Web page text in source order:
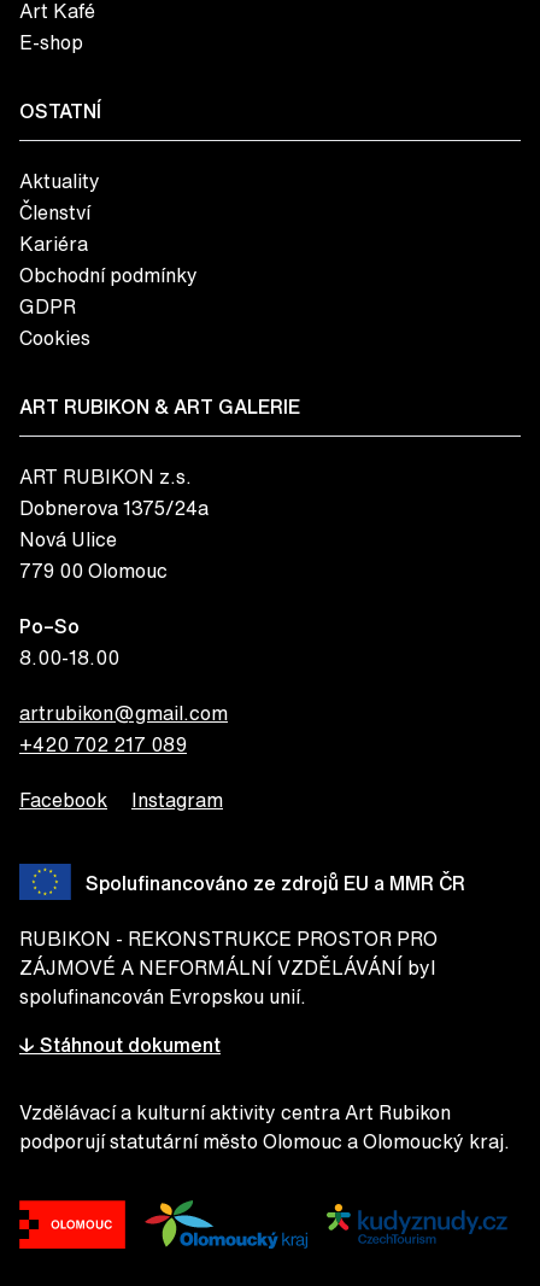
Art Kafé
E-shop
OSTATNÍ
Aktuality
Členství
Kariéra
Obchodní podmínky
GDPR
Cookies
ART RUBIKON & ART GALERIE
ART RUBIKON z.s.
Dobnerova 1375/24a
Nová Ulice
779 00 Olomouc
Po–So
8.00-18.00
artrubikon@gmail.com
+420 702 217 089
Facebook Instagram
Spolufinancováno ze zdrojů EU a MMR ČR
RUBIKON - REKONSTRUKCE PROSTOR PRO
ZÁJMOVÉ A NEFORMÁLNÍ VZDĚLÁVÁNÍ byl
spolufinancován Evropskou unií.
↓ Stáhnout dokument
Vzdělávací a kulturní aktivity centra Art Rubikon
podporují statutární město Olomouc a Olomoucký kraj.